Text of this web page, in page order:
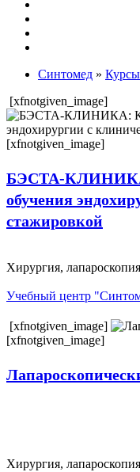
Синтомед » Курсы
[xfnotgiven_image]
[xfnotgiven_image]
БЭСТА-
обучения
стажировкой
Хирургия, лапароскопия
Учебный центр
[xfnotgiven_image]
[xfnotgiven_image]
Хирургия, лапароскопия